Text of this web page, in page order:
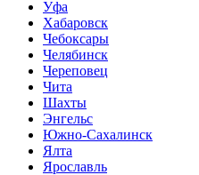
Уфа
Хабаровск
Чебоксары
Челябинск
Череповец
Чита
Шахты
Энгельс
Южно-Сахалинск
Ялта
Ярославль